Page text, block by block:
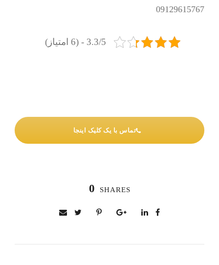
09129615767
3.3/5 - (6 امتیاز)
تماس با یک کلیک اینجا
0 SHARES